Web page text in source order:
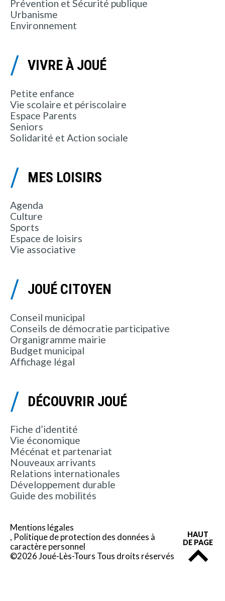
Prévention et Sécurité publique
Urbanisme
Environnement
VIVRE À JOUÉ
Petite enfance
Vie scolaire et périscolaire
Espace Parents
Seniors
Solidarité et Action sociale
MES LOISIRS
Agenda
Culture
Sports
Espace de loisirs
Vie associative
JOUÉ CITOYEN
Conseil municipal
Conseils de démocratie participative
Organigramme mairie
Budget municipal
Affichage légal
DÉCOUVRIR JOUÉ
Fiche d’identité
Vie économique
Mécénat et partenariat
Nouveaux arrivants
Relations internationales
Développement durable
Guide des mobilités
Mentions légales
Politique de protection des données à
caractère personnel
©2026 Joué-Lès-Tours Tous droits réservés
HAUT
DE PAGE